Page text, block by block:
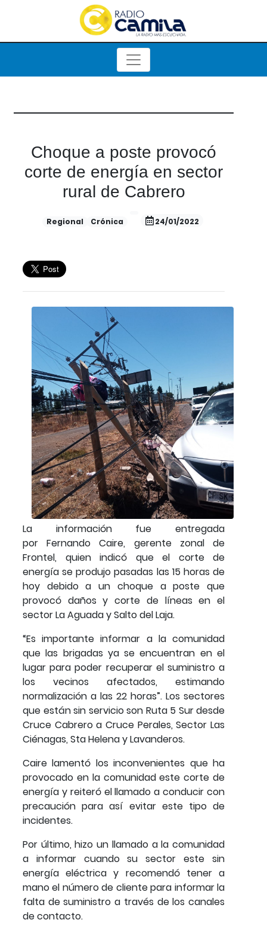
Choque a poste provocó
corte de energía en sector
rural de Cabrero
Regional Crónica 24/01/2022
La información fue entregada
por Fernando Caire, gerente zonal de
Frontel, quien indicó que el corte de
energía se produjo pasadas las 15 horas de
hoy debido a un choque a poste que
provocó daños y corte de líneas en el
sector La Aguada y Salto del Laja.
“Es importante informar a la comunidad
que las brigadas ya se encuentran en el
lugar para poder recuperar el suministro a
los vecinos afectados, estimando
normalización a las 22 horas”. Los sectores
que están sin servicio son Ruta 5 Sur desde
Cruce Cabrero a Cruce Perales, Sector Las
Ciénagas, Sta Helena y Lavanderos.
Caire lamentó los inconvenientes que ha
provocado en la comunidad este corte de
energía y reiteró el llamado a conducir con
precaución para así evitar este tipo de
incidentes.
Por último, hizo un llamado a la comunidad
a informar cuando su sector este sin
energía eléctrica y recomendó tener a
mano el número de cliente para informar la
falta de suministro a través de los canales
de contacto.